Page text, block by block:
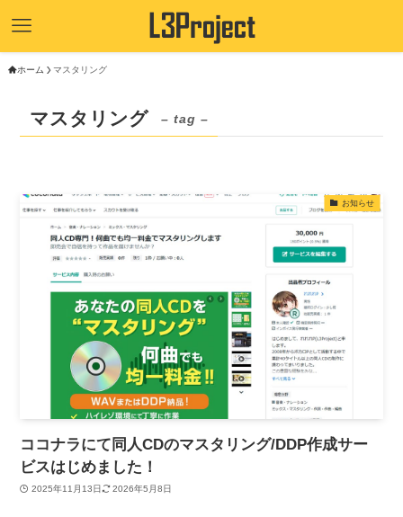
ホーム マスタリング
マスタリング – tag –
お知らせ
ココナラにて同人CDのマスタリング/DDP作成サー
ビスはじめました！
2025年11月13日 2026年5月8日